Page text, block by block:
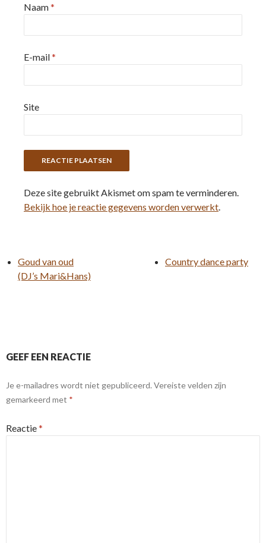
Naam*
E-mail*
Site
Deze site gebruikt Akismet om spam te verminderen.
Bekijk hoe je reactie gegevens worden verwerkt.
Goud van oud
(DJ’s Mari&Hans)
Country dance party
GEEF EEN REACTIE
Je e-mailadres wordt niet gepubliceerd. Vereiste velden zijn
gemarkeerd met *
Reactie*